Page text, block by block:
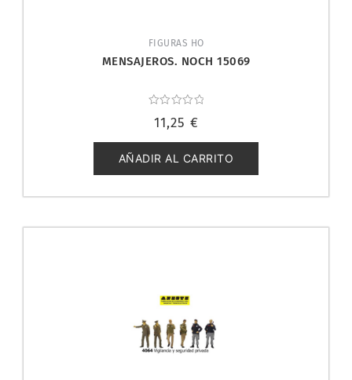
FIGURAS HO
MENSAJEROS. NOCH 15069
con
de
5
11,25 €
AÑADIR AL CARRITO